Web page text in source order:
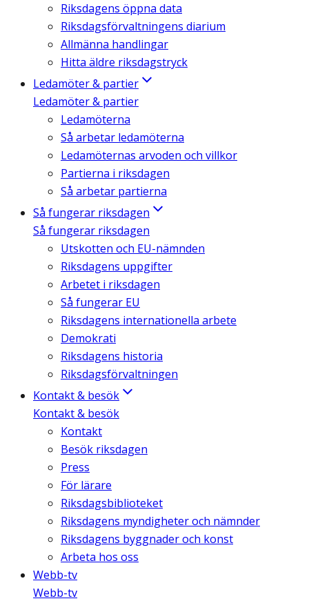
Riksdagens öppna data
Riksdagsförvaltningens diarium
Allmänna handlingar
Hitta äldre riksdagstryck
Ledamöter & partier
Ledamöter & partier
Ledamöterna
Så arbetar ledamöterna
Ledamöternas arvoden och villkor
Partierna i riksdagen
Så arbetar partierna
Så fungerar riksdagen
Så fungerar riksdagen
Utskotten och EU-nämnden
Riksdagens uppgifter
Arbetet i riksdagen
Så fungerar EU
Riksdagens internationella arbete
Demokrati
Riksdagens historia
Riksdagsförvaltningen
Kontakt & besök
Kontakt & besök
Kontakt
Besök riksdagen
Press
För lärare
Riksdagsbiblioteket
Riksdagens myndigheter och nämnder
Riksdagens byggnader och konst
Arbeta hos oss
Webb-tv
Webb-tv